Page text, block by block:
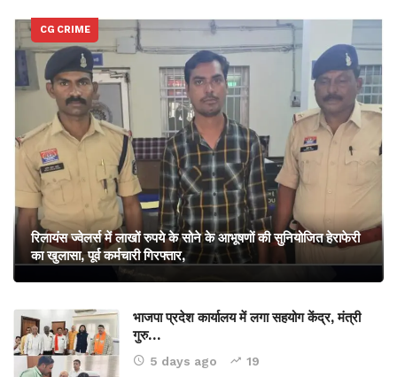
CG CRIME
रिलायंस ज्वेलर्स में लाखों रुपये के सोने के आभूषणों की सुनियोजित हेराफेरी
का खुलासा, पूर्व कर्मचारी गिरफ्तार,
भाजपा प्रदेश कार्यालय में लगा सहयोग केंद्र, मंत्री
गुरु…
5 days ago 19